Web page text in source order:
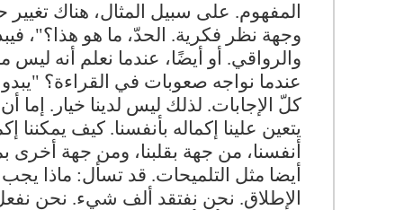
المفهوم. على سبيل المثال، هناك
وجهة نظر فكرية. الحدّ، ما هو هذا؟"،
والرواقي. أو أيضًا، عندما نعلم أنه ليس
عندما نواجه صعوبات في القراءة؟
كلّ الإجابات. لذلك ليس لدينا خيار. إما
يتعين علينا إكماله بأنفسنا. كيف
أنفسنا، من جهة بقلبنا، ومن جهة
أيضا مثل التلميحات. قد تسأل: ماذا
الإطلاق. نحن نفتقد ألف شيء. نحن نفعل